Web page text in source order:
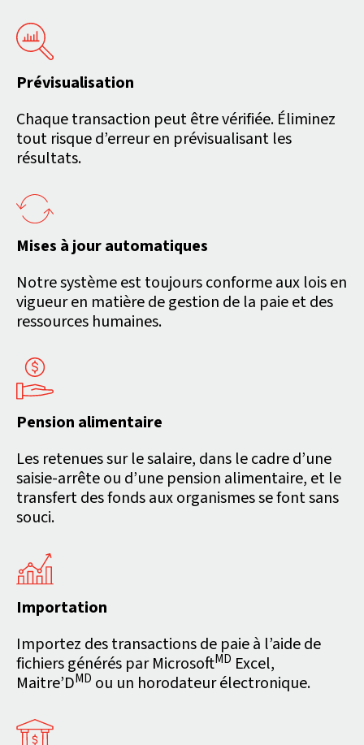
Prévisualisation
Chaque transaction peut être vérifiée. Éliminez
tout risque d’erreur en prévisualisant les
résultats.
Mises à jour automatiques
Notre système est toujours conforme aux lois en
vigueur en matière de gestion de la paie et des
ressources humaines.
Pension alimentaire
Les retenues sur le salaire, dans le cadre d’une
saisie-arrête ou d’une pension alimentaire, et le
transfert des fonds aux organismes se font sans
souci.
Importation
Importez des transactions de paie à l’aide de
fichiers générés par MicrosoftMD Excel,
Maitre’DMD ou un horodateur électronique.